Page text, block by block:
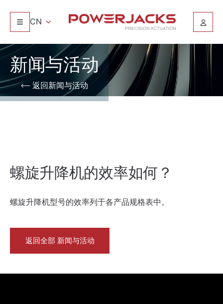
CN
新闻与活动
返回新闻与活动
螺旋升降机的效率如何？
螺旋升降机型号的效率列于各产品规格表中。
返回全部 新闻与活动